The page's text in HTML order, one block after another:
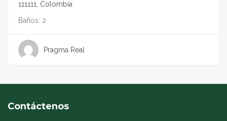
111111, Colombia
Baños: 2
Pragma Real
Contáctenos